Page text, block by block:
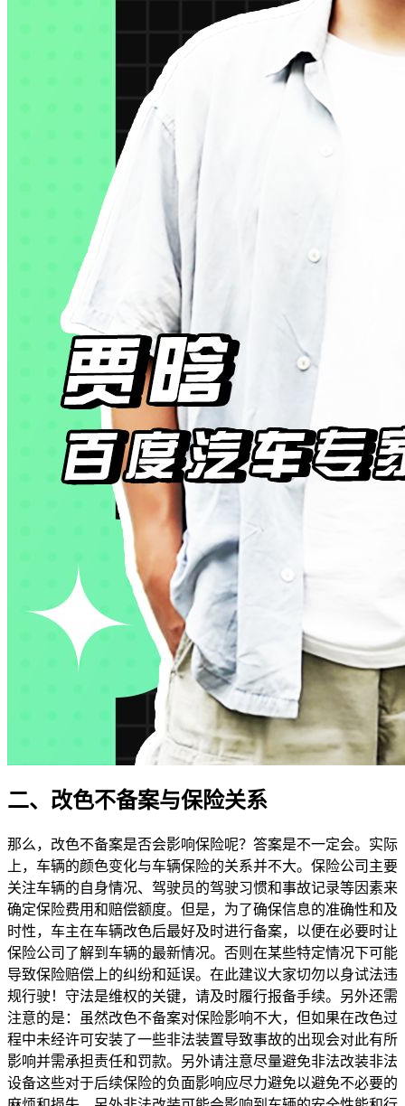
二、改色不备案与保险关系
那么，改色不备案是否会影响保险呢？答案是不一定会。实际
上，车辆的颜色变化与车辆保险的关系并不大。保险公司主要
关注车辆的自身情况、驾驶员的驾驶习惯和事故记录等因素来
确定保险费用和赔偿额度。但是，为了确保信息的准确性和及
时性，车主在车辆改色后最好及时进行备案，以便在必要时让
保险公司了解到车辆的最新情况。否则在某些特定情况下可能
导致保险赔偿上的纠纷和延误。在此建议大家切勿以身试法违
规行驶！守法是维权的关键，请及时履行报备手续。另外还需
注意的是：虽然改色不备案对保险影响不大，但如果在改色过
程中未经许可安装了一些非法装置导致事故的出现会对此有所
影响并需承担责任和罚款。另外请注意尽量避免非法改装非法
设备这些对于后续保险的负面影响应尽力避免以避免不必要的